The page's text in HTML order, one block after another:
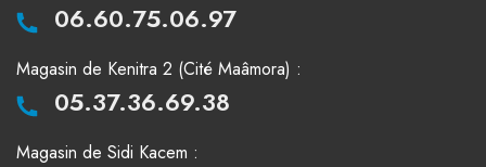
06.60.75.06.97
Magasin de Kenitra 2 (Cité Maâmora) :
05.37.36.69.38
Magasin de Sidi Kacem :